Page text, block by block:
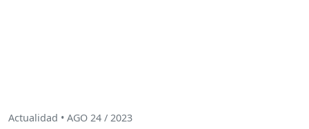
Actualidad • AGO 24 / 2023